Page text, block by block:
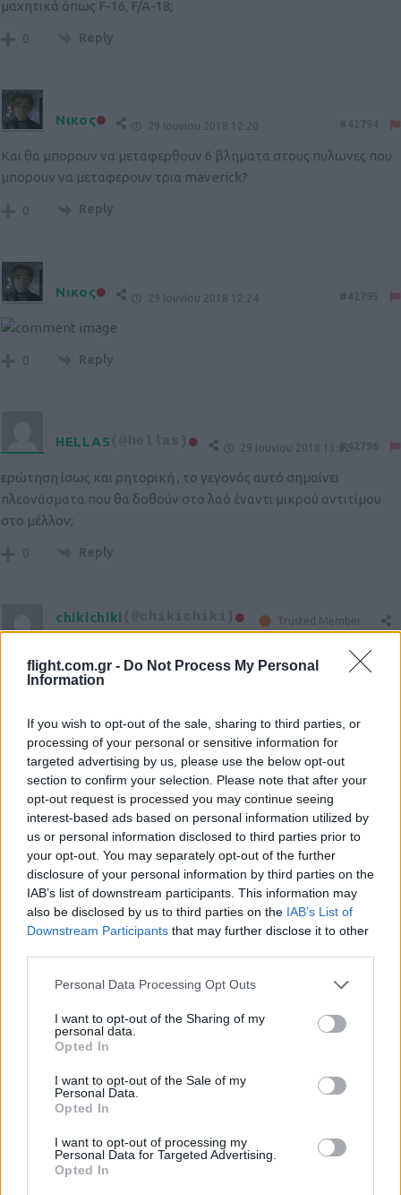
flight.com.gr - Do Not Process My Personal
Information
If you wish to opt-out of the sale, sharing to third parties, or
processing of your personal or sensitive information for
targeted advertising by us, please use the below opt-out
section to confirm your selection. Please note that after your
opt-out request is processed you may continue seeing
interest-based ads based on personal information utilized by
us or personal information disclosed to third parties prior to
your opt-out. You may separately opt-out of the further
disclosure of your personal information by third parties on the
IAB’s list of downstream participants. This information may
also be disclosed by us to third parties on the IAB’s List of
Downstream Participants that may further disclose it to other
Please note that this website/app uses one or more Google
not limited to your visit or usage behaviour. You may click to
grant or deny consent to Google and its third-party tags to
use your data for below specified purposes in below Google
consent section.
Personal Data Processing Opt Outs
I want to opt-out of the Sharing of my
personal data.
Opted In
I want to opt-out of the Sale of my
Personal Data.
Opted In
I want to opt-out of processing my
Personal Data for Targeted Advertising.
Opted In
μαχητικά όπως F-16, F/A-18;
0 Reply
Νικος 29 Ιουνίου 2018 12:20
Kαι θα μπορουν να μεταφερθουν 6 βληματα στους πυλωνες που
μπορουν να μεταφερουν τρια maverick?
0 Reply
Νικος 29 Ιουνίου 2018 12:24
0 Reply
HELLAS 29 Ιουνίου 2018 13:02#42796
ερώτηση ίσως και ρητορική , το γεγονός αυτό σημαίνει
πλεονάσματα που θα δοθούν στο λαό έναντι μικρού αντιτίμου
στο μέλλον;
0 Reply
chikichiki (@chikichiki)
Trusted Member
Ώρα ήταν. Φτάνει να δούμε αν θα καταφέρει όμως να
Εκτοξευόμενος από α/φη σταθερής πτέρυγας θα έχει
βελτιωμένες κινηματικές επιδόσεις, αλλά θα φτάσουν τον
προκάτοχο; Σε κάθε περίπτωση βέβαια είναι κι αυτό ένα βήμα,
το να έχουν για λίγο πολύ την ίδια δουλειά άλλο πύραυλο για τα
μεν κι άλλο για τα δε δεν ήταν και βέλτιστη πρακτική.
0 Reply View Replies
ananasf16
τα AH-64D αντί για AGM-114L :p
Reply